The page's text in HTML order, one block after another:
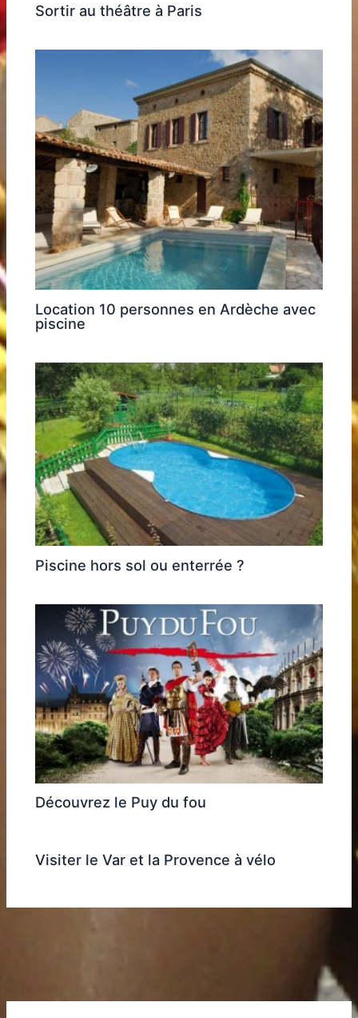
Sortir au théâtre à Paris
Location 10 personnes en Ardèche avec
piscine
Piscine hors sol ou enterrée ?
Découvrez le Puy du fou
Visiter le Var et la Provence à vélo